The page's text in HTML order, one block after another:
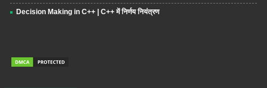
Decision Making in C++ | C++ में निर्णय नियंत्रण